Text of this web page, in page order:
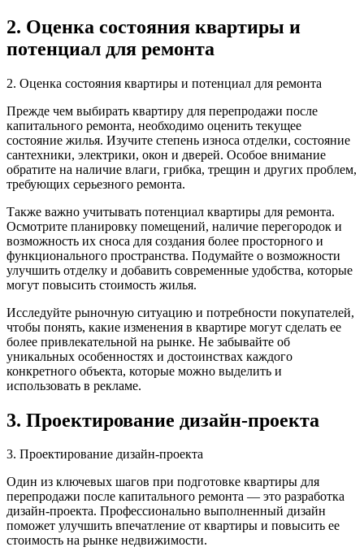
2. Оценка состояния квартиры и
потенциал для ремонта
2. Оценка состояния квартиры и потенциал для ремонта
Прежде чем выбирать квартиру для перепродажи после
капитального ремонта, необходимо оценить текущее
состояние жилья. Изучите степень износа отделки, состояние
сантехники, электрики, окон и дверей. Особое внимание
обратите на наличие влаги, грибка, трещин и других проблем,
требующих серьезного ремонта.
Также важно учитывать потенциал квартиры для ремонта.
Осмотрите планировку помещений, наличие перегородок и
возможность их сноса для создания более просторного и
функционального пространства. Подумайте о возможности
улучшить отделку и добавить современные удобства, которые
могут повысить стоимость жилья.
Исследуйте рыночную ситуацию и потребности покупателей,
чтобы понять, какие изменения в квартире могут сделать ее
более привлекательной на рынке. Не забывайте об
уникальных особенностях и достоинствах каждого
конкретного объекта, которые можно выделить и
использовать в рекламе.
3. Проектирование дизайн-проекта
3. Проектирование дизайн-проекта
Один из ключевых шагов при подготовке квартиры для
перепродажи после капитального ремонта — это разработка
дизайн-проекта. Профессионально выполненный дизайн
поможет улучшить впечатление от квартиры и повысить ее
стоимость на рынке недвижимости.